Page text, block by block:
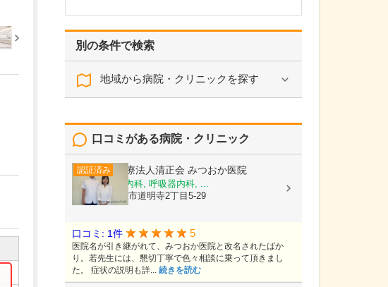
別の条件で検索
地域から病院・クリニックを探す
口コミがある病院・クリニック
認証済み 医療法人清正会 みつおか医院
内科, 循環器内科, 呼吸器内科, ...
大阪府藤井寺市道明寺2丁目5-29
口コミ: 1件 5
医院名が引き継がれて、みつおか医院と改名されたばか
り。若先生には、懇切丁寧で色々相談に乗って頂きまし
た。 症状の説明も詳... 続きを読む